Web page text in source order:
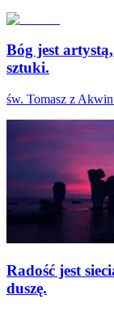
Bóg jest artystą,
sztuki.
św. Tomasz z
Radość jest
duszę.